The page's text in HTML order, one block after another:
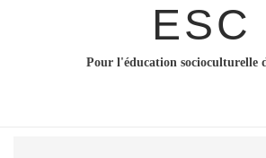
ESC
Pour l'éducation socioculturelle